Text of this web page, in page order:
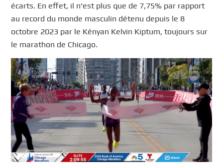
écarts. En effet, il n’est plus que de 7,75% par rapport
au record du monde masculin détenu depuis le 8
octobre 2023 par le Kényan Kelvin Kiptum, toujours sur
le marathon de Chicago.